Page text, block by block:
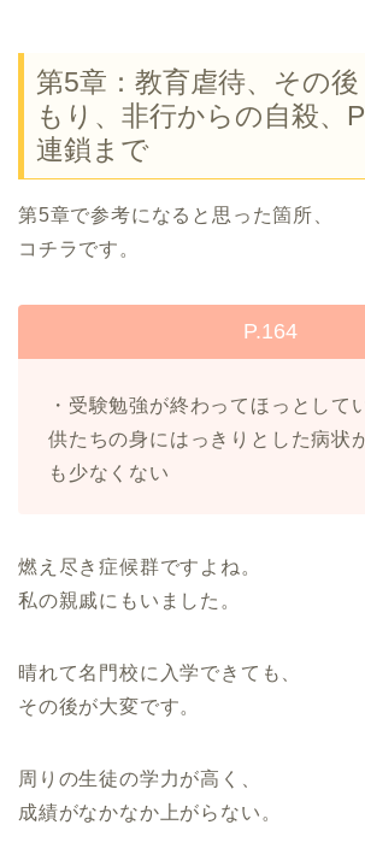
第5章：教育虐待、その
もり、非行からの自殺、
連鎖まで
第5章で参考になると思った箇所、
コチラです。
P.164
・受験勉強が終わってほっとして
供たちの身にはっきりとした病状
も少なくない
燃え尽き症候群ですよね。
私の親戚にもいました。
晴れて名門校に入学できても、
その後が大変です。
周りの生徒の学力が高く、
成績がなかなか上がらない。